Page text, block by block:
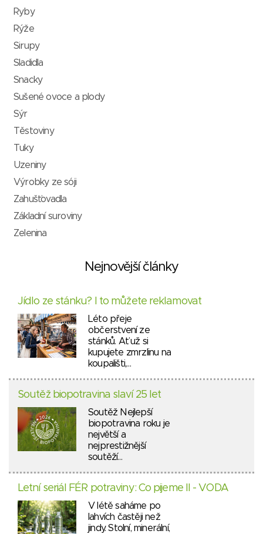
Ryby
Rýže
Sirupy
Sladidla
Snacky
Sušené ovoce a plody
Sýr
Těstoviny
Tuky
Uzeniny
Výrobky ze sóji
Zahušťovadla
Základní suroviny
Zelenina
Nejnovější články
Jídlo ze stánku? I to můžete reklamovat
Léto přeje
občerstvení ze
stánků. Ať už si
kupujete zmrzlinu na
koupališti,…
Soutěž biopotravina slaví 25 let
Soutěž Nejlepší
biopotravina roku je
největší a
nejprestižnější
soutěží…
Letní seriál FÉR potraviny: Co pijeme II - VODA
V létě saháme po
lahvích častěji než
jindy. Stolní, minerální,